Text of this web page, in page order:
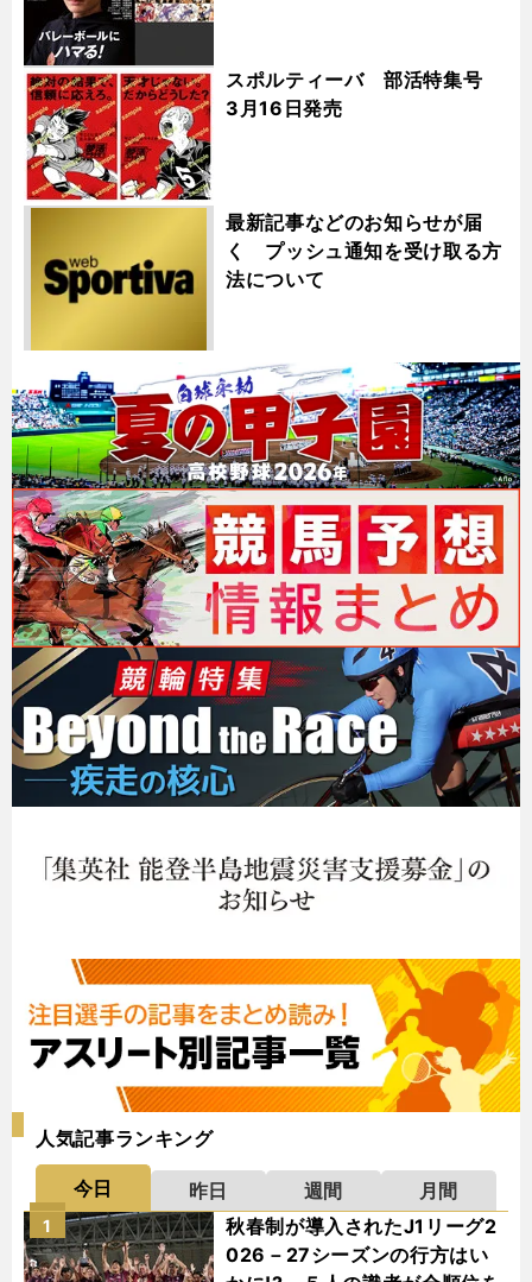
スポルティーバ 部活特集号
3月16日発売
最新記事などのお知らせが届
く プッシュ通知を受け取る方
法について
人気記事ランキング
今日 昨日 週間
月間
秋春制が導入されたJ1リーグ2
026－27シーズンの行方はい
1